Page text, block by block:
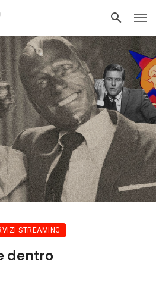
STREAMING
dentro